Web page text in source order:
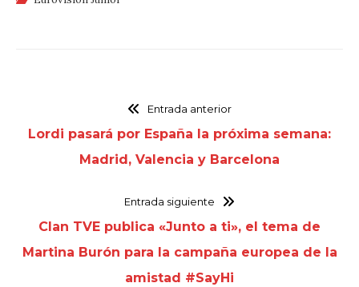
Entrada anterior
Lordi pasará por España la próxima semana:
Madrid, Valencia y Barcelona
Entrada siguiente
Clan TVE publica «Junto a ti», el tema de
Martina Burón para la campaña europea de la
amistad #SayHi